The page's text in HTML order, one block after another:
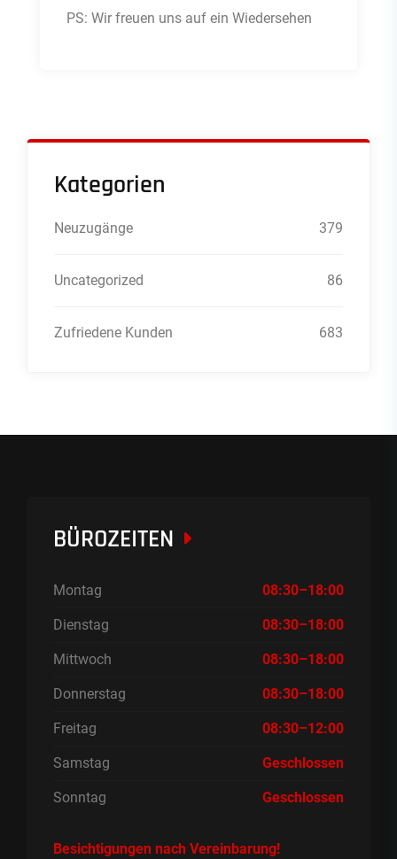
PS: Wir freuen uns auf ein Wiedersehen
Kategorien
Neuzugänge 379
Uncategorized 86
Zufriedene Kunden 683
BÜROZEITEN
Montag 08:30–18:00
Dienstag 08:30–18:00
Mittwoch 08:30–18:00
Donnerstag 08:30–18:00
Freitag 08:30–12:00
Samstag Geschlossen
Sonntag Geschlossen
Besichtigungen nach Vereinbarung!